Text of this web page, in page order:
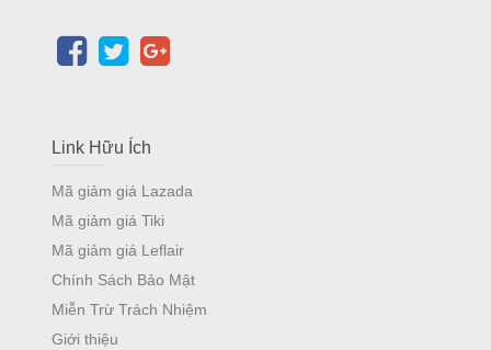
Link Hữu Ích
Mã giảm giá Lazada
Mã giảm giá Tiki
Mã giảm giá Leflair
Chính Sách Bảo Mật
Miễn Trừ Trách Nhiệm
Giới thiệu